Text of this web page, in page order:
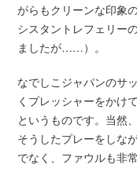
がらもクリーンな印象
シスタントレフェリー
ましたが……）。
なでしこジャパンのサ
くプレッシャーをかけ
というものです。当然
そうしたプレーをしな
でなく、ファウルも非